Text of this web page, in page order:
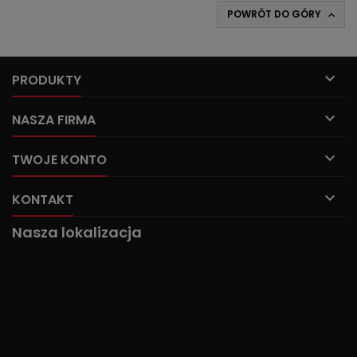
POWRÓT DO GÓRY 
PRODUKTY 
NASZA FIRMA 
TWOJE KONTO 
KONTAKT 
Nasza lokalizacja